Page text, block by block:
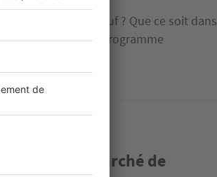
bien immobilier neuf ? Que ce soit dans
achat dans un programme
relancer le marché de